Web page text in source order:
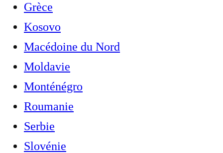
Grèce
Kosovo
Macédoine du Nord
Moldavie
Monténégro
Roumanie
Serbie
Slovénie